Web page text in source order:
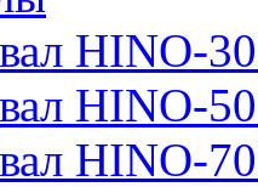
HINO-
HINO-
HINO-